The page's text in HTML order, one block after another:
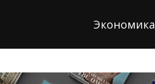
Экономика